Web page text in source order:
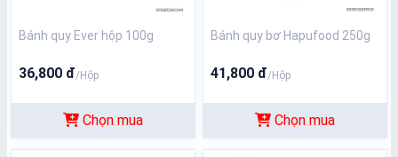
Bánh quy Ever hộp 100g
36,800 đ/Hộp
Chọn mua
Bánh quy bơ Hapufood 250g
41,800 đ/Hộp
Chọn mua